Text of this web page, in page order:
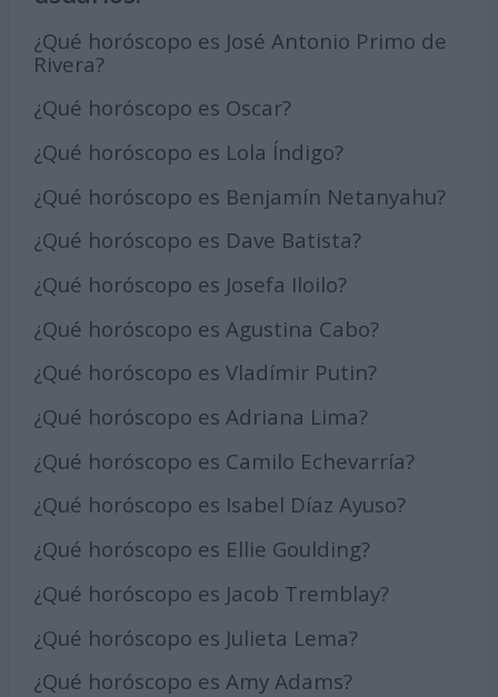
¿Qué horóscopo es José Antonio Primo de
Rivera?
¿Qué horóscopo es Oscar?
¿Qué horóscopo es Lola Índigo?
¿Qué horóscopo es Benjamín Netanyahu?
¿Qué horóscopo es Dave Batista?
¿Qué horóscopo es Josefa Iloilo?
¿Qué horóscopo es Agustina Cabo?
¿Qué horóscopo es Vladímir Putin?
¿Qué horóscopo es Adriana Lima?
¿Qué horóscopo es Camilo Echevarría?
¿Qué horóscopo es Isabel Díaz Ayuso?
¿Qué horóscopo es Ellie Goulding?
¿Qué horóscopo es Jacob Tremblay?
¿Qué horóscopo es Julieta Lema?
¿Qué horóscopo es Amy Adams?